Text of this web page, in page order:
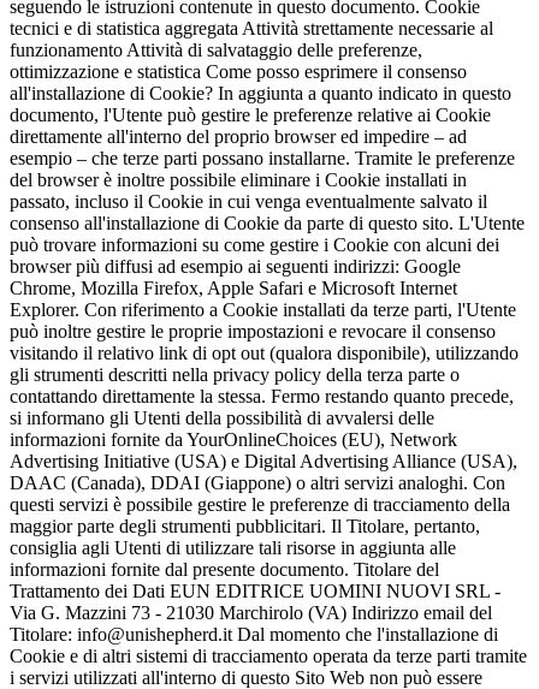
seguendo le istruzioni contenute in questo documento. Cookie
tecnici e di statistica aggregata Attività strettamente necessarie al
funzionamento Attività di salvataggio delle preferenze,
ottimizzazione e statistica Come posso esprimere il consenso
all'installazione di Cookie? In aggiunta a quanto indicato in questo
documento, l'Utente può gestire le preferenze relative ai Cookie
direttamente all'interno del proprio browser ed impedire – ad
esempio – che terze parti possano installarne. Tramite le preferenze
del browser è inoltre possibile eliminare i Cookie installati in
passato, incluso il Cookie in cui venga eventualmente salvato il
consenso all'installazione di Cookie da parte di questo sito. L'Utente
può trovare informazioni su come gestire i Cookie con alcuni dei
browser più diffusi ad esempio ai seguenti indirizzi: Google
Chrome, Mozilla Firefox, Apple Safari e Microsoft Internet
Explorer. Con riferimento a Cookie installati da terze parti, l'Utente
può inoltre gestire le proprie impostazioni e revocare il consenso
visitando il relativo link di opt out (qualora disponibile), utilizzando
gli strumenti descritti nella privacy policy della terza parte o
contattando direttamente la stessa. Fermo restando quanto precede,
si informano gli Utenti della possibilità di avvalersi delle
informazioni fornite da YourOnlineChoices (EU), Network
Advertising Initiative (USA) e Digital Advertising Alliance (USA),
DAAC (Canada), DDAI (Giappone) o altri servizi analoghi. Con
questi servizi è possibile gestire le preferenze di tracciamento della
maggior parte degli strumenti pubblicitari. Il Titolare, pertanto,
consiglia agli Utenti di utilizzare tali risorse in aggiunta alle
informazioni fornite dal presente documento. Titolare del
Trattamento dei Dati EUN EDITRICE UOMINI NUOVI SRL -
Via G. Mazzini 73 - 21030 Marchirolo (VA) Indirizzo email del
Titolare: info@unishepherd.it Dal momento che l'installazione di
Cookie e di altri sistemi di tracciamento operata da terze parti tramite
i servizi utilizzati all'interno di questo Sito Web non può essere